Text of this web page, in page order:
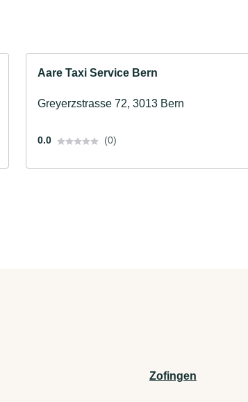
Aare Taxi Service Bern
Greyerzstrasse 72, 3013 Bern
0.0 (0)
Zofingen